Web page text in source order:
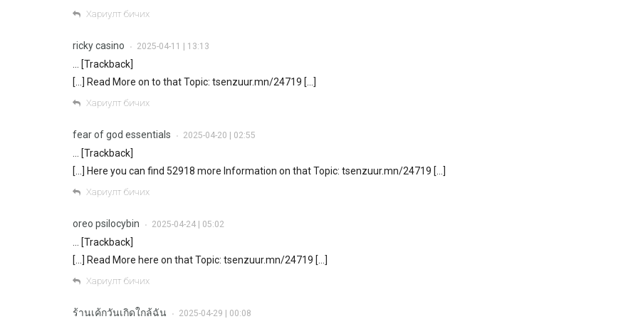
Хариулт бичих
ricky casino • 2025-04-11 | 13:13
… [Trackback]
[…] Read More on to that Topic: tsenzuur.mn/24719 […]
Хариулт бичих
fear of god essentials • 2025-04-20 | 02:55
… [Trackback]
[…] Here you can find 52918 more Information on that Topic: tsenzuur.mn/24719 […]
Хариулт бичих
oreo psilocybin • 2025-04-24 | 05:02
… [Trackback]
[…] Read More here on that Topic: tsenzuur.mn/24719 […]
Хариулт бичих
ร้านเค้กวันเกิดใกล้ฉัน • 2025-04-29 | 00:08